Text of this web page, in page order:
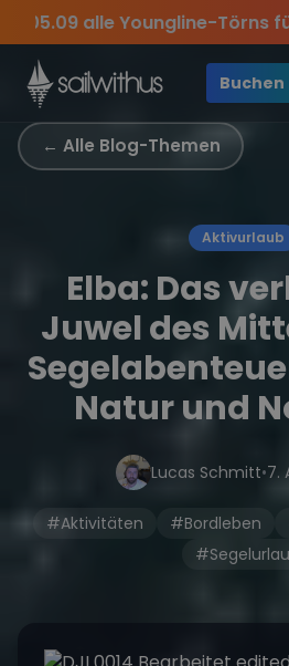
Skip to contentSpecial:Am 05.09
Sichere Dir jetztDein
keineTörn-Updates,
Season Closing Party
Buchen
← Alle Blog-Themen
Aktivurlaub
Elba: Das
Juwel des
Natur und
Lucas Schmitt•7.
#Aktivitäten #Bordleben